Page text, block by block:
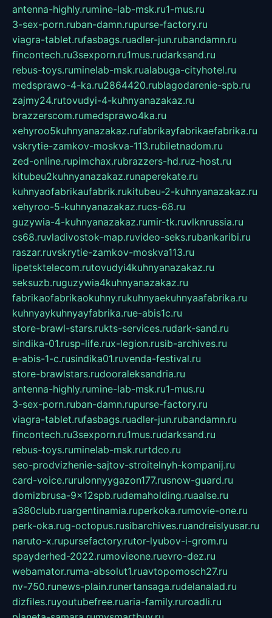
antenna-highly.rumine-lab-msk.ru1-mus.ru
3-sex-porn.ruban-damn.rupurse-factory.ru
viagra-tablet.rufasbags.ruadler-jun.rubandamn.ru
fincontech.ru3sexporn.ru1mus.rudarksand.ru
rebus-toys.ruminelab-msk.rualabuga-cityhotel.ru
medsprawo-4-ka.ru2864420.rublagodarenie-spb.ru
zajmy24.rutovudyi-4-kuhnyanazakaz.ru
brazzerscom.rumedsprawo4ka.ru
xehyroo5kuhnyanazakaz.rufabrikayfabrikaefabrika.ru
vskrytie-zamkov-moskva-113.rubiletnadom.ru
zed-online.rupimchax.rubrazzers-hd.ruz-host.ru
kitubeu2kuhnyanazakaz.runaperekate.ru
kuhnyaofabrikaufabrik.rukitubeu-2-kuhnyanazakaz.ru
xehyroo-5-kuhnyanazakaz.rucs-68.ru
guzywia-4-kuhnyanazakaz.rumir-tk.ruvlknrussia.ru
cs68.ruvladivostok-map.ruvideo-seks.rubankaribi.ru
raszar.ruvskrytie-zamkov-moskva113.ru
lipetsktelecom.rutovudyi4kuhnyanazakaz.ru
seksuzb.ruguzywia4kuhnyanazakaz.ru
fabrikaofabrikaokuhny.rukuhnyaekuhnyaafabrika.ru
kuhnyaykuhnyayfabrika.rue-abis1c.ru
store-brawl-stars.rukts-services.rudark-sand.ru
sindika-01.rusp-life.rux-legion.rusib-archives.ru
e-abis-1-c.rusindika01.ruvenda-festival.ru
store-brawlstars.rudooraleksandria.ru
antenna-highly.rumine-lab-msk.ru1-mus.ru
3-sex-porn.ruban-damn.rupurse-factory.ru
viagra-tablet.rufasbags.ruadler-jun.rubandamn.ru
fincontech.ru3sexporn.ru1mus.rudarksand.ru
rebus-toys.ruminelab-msk.rurtdco.ru
seo-prodvizhenie-sajtov-stroitelnyh-kompanij.ru
card-voice.rurulonnyygazon177.rusnow-guard.ru
domizbrusa-9x12spb.rudemaholding.ruaalse.ru
a380club.ruargentinamia.ruperkoka.rumovie-one.ru
perk-oka.rug-octopus.rusibarchives.ruandreislyusar.ru
naruto-x.rupursefactory.rutor-lyubov-i-grom.ru
spayderhed-2022.rumovieone.ruevro-dez.ru
webamator.ruma-absolut1.ruavtopomosch27.ru
nv-750.runews-plain.runertansaga.rudelanalad.ru
dizfiles.ruyoutubefree.ruaria-family.ruroadli.ru